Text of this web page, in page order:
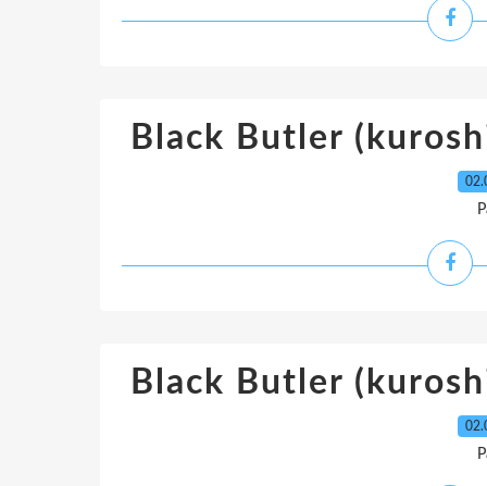
Black Butler
Black Butler